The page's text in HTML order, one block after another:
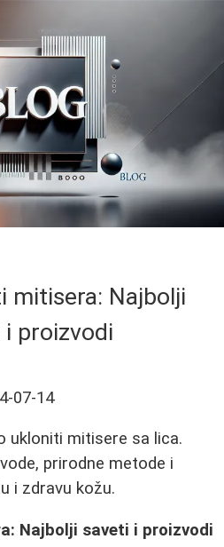
mitisera: Najbolji
i proizvodi
07-14
ukloniti mitisere sa lica.
prirodne metode i
i zdravu kožu.
Najbolji saveti i proizvodi